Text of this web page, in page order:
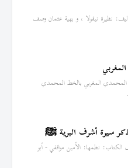
نظيرة نيقولا ، و بهية عثمان وصف
المغربي بالخط المحمدي
ذكر سيرة أشرف البرية ﷺ
نظمها: الأمين موافقي - أبو